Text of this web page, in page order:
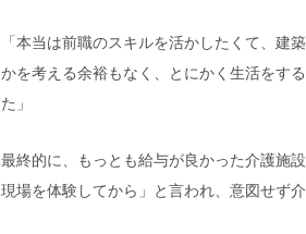
「本当は前職のスキルを活かしたくて、建
かを考える余裕もなく、とにかく生活をす
た」
最終的に、もっとも給与が良かった介護施
現場を体験してから」と言われ、意図せず